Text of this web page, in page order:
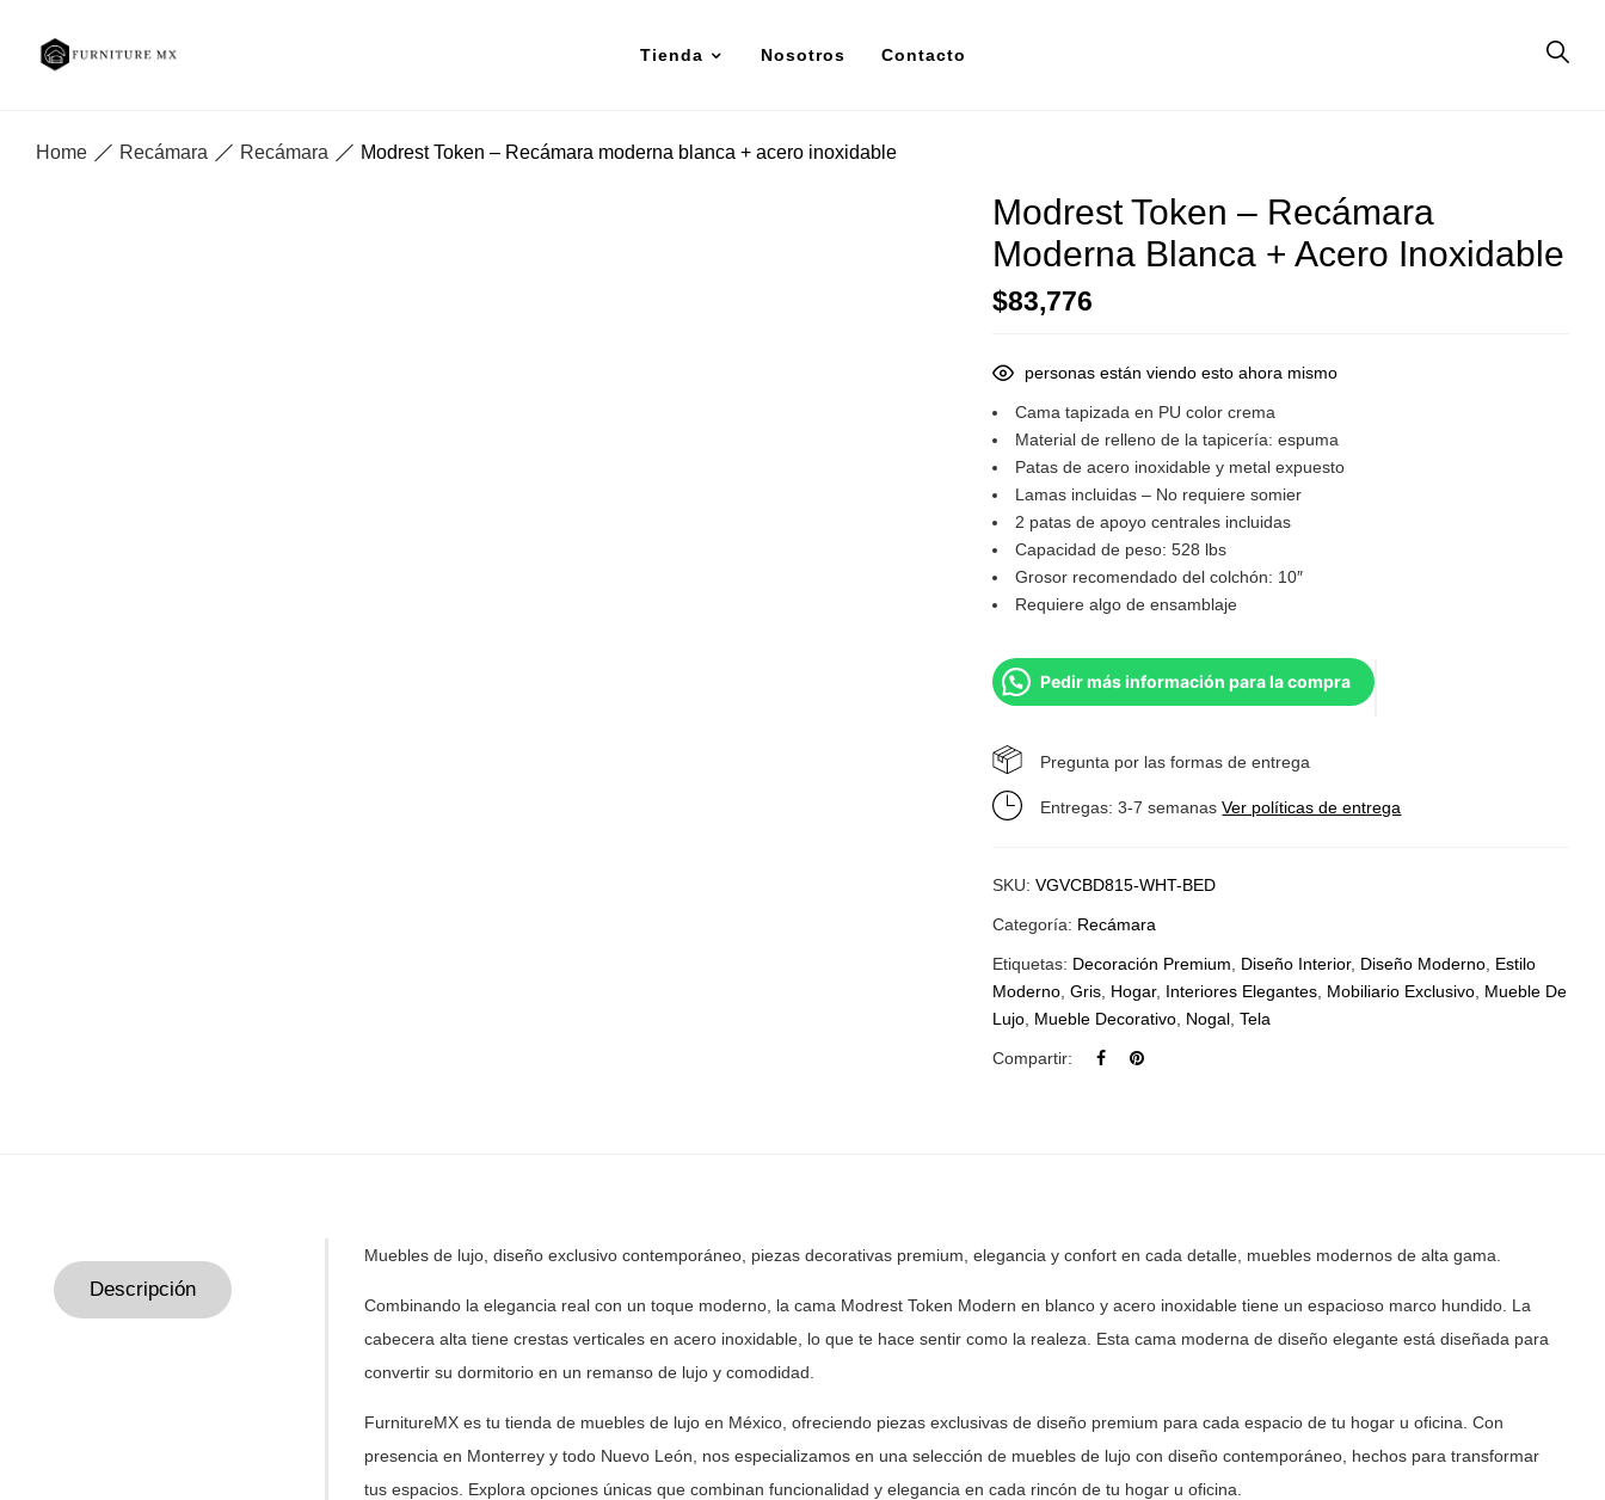
Tienda Nosotros Contacto
Home Recámara Recámara Modrest Token – Recámara moderna blanca + acero inoxidable
Modrest Token – Recámara
Moderna Blanca + Acero Inoxidable
$83,776
personas están viendo esto ahora mismo
Cama tapizada en PU color crema
Material de relleno de la tapicería: espuma
Patas de acero inoxidable y metal expuesto
Lamas incluidas – No requiere somier
2 patas de apoyo centrales incluidas
Capacidad de peso: 528 lbs
Grosor recomendado del colchón: 10″
Requiere algo de ensamblaje
Pedir más información para la compra
Pregunta por las formas de entrega
Entregas: 3-7 semanasVer políticas de entrega
SKU:VGVCBD815-WHT-BED
Categoría: Recámara
Etiquetas: Decoración Premium Diseño Interior, Diseño Moderno Estilo
Moderno ,Gris Hogar, Interiores Elegantes Mobiliario Exclusivo Mueble De
Lujo Mueble Decorativo Nogal ,Tela
Compartir:
Descripción
Muebles de lujo, diseño exclusivo contemporáneo, piezas decorativas premium, elegancia y confort en cada detalle, muebles modernos de alta gama.
Combinando la elegancia real con un toque moderno, la cama Modrest Token Modern en blanco y acero inoxidable tiene un espacioso marco hundido. La
cabecera alta tiene crestas verticales en acero inoxidable, lo que te hace sentir como la realeza. Esta cama moderna de diseño elegante está diseñada para
convertir su dormitorio en un remanso de lujo y comodidad.
FurnitureMX es tu tienda de muebles de lujo en México, ofreciendo piezas exclusivas de diseño premium para cada espacio de tu hogar u oficina. Con
presencia en Monterrey y todo Nuevo León, nos especializamos en una selección de muebles de lujo con diseño contemporáneo, hechos para transformar
tus espacios. Explora opciones únicas que combinan funcionalidad y elegancia en cada rincón de tu hogar u oficina.